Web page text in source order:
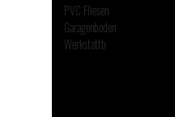
PVC Fliesen
Garagenboden
Werkstattb